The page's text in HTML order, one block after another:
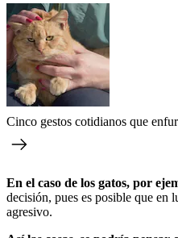
Cinco gestos cotidianos que
En el caso de los gatos, por
decisión, pues es posible que en
agresivo.